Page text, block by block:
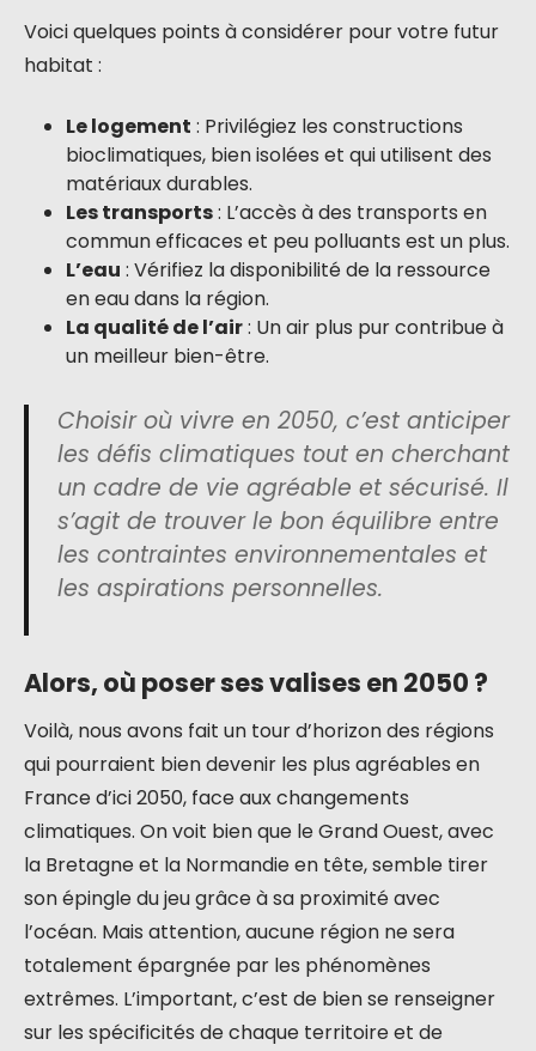
Voici quelques points à considérer pour votre futur
habitat :
Le logement : Privilégiez les constructions
bioclimatiques, bien isolées et qui utilisent des
matériaux durables.
Les transports: L’accès à des transports en
commun efficaces et peu polluants est un plus.
L’eau : Vérifiez la disponibilité de la ressource
en eau dans la région.
La qualité de l’air: Un air plus pur contribue à
un meilleur bien-être.
Choisir où vivre en 2050, c’est anticiper
les défis climatiques tout en cherchant
un cadre de vie agréable et sécurisé. Il
s’agit de trouver le bon équilibre entre
les contraintes environnementales et
les aspirations personnelles.
Alors, où poser ses valises en 2050 ?
Voilà, nous avons fait un tour d’horizon des régions
qui pourraient bien devenir les plus agréables en
France d’ici 2050, face aux changements
climatiques. On voit bien que le Grand Ouest, avec
la Bretagne et la Normandie en tête, semble tirer
son épingle du jeu grâce à sa proximité avec
l’océan. Mais attention, aucune région ne sera
totalement épargnée par les phénomènes
extrêmes. L’important, c’est de bien se renseigner
sur les spécificités de chaque territoire et de